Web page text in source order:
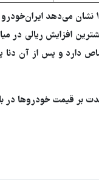
مقایسه فهرست‌های رسمی اردیبهشت و
افزایش ریالی در
بر قیمت خودروها در